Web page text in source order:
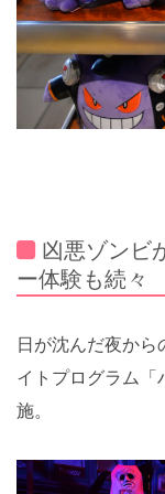
凶悪ゾンビ
ー体験も続々
日が沈んだ夜か
イトプログラム
施。